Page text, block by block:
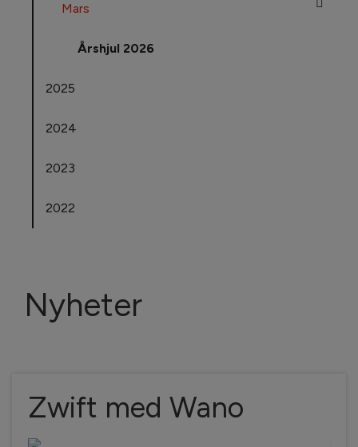
Mars
Årshjul 2026
2025
2024
2023
2022
Nyheter
Zwift med Wano